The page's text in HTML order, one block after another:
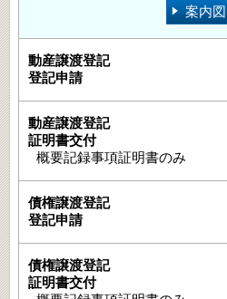
案内図
概要記録事項証明書のみ